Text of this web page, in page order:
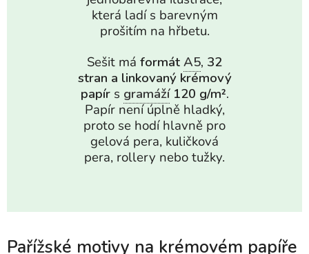
která ladí s barevným
prošitím na hřbetu.
Sešit má formátA5, 32
stran a linkovaný krémový
papírs gramáží 120 g/m².
Papír není úplně hladký,
proto se hodí hlavně pro
gelová pera, kuličková
pera, rollery nebo tužky.
Pařížské motivy na krémovém papíře